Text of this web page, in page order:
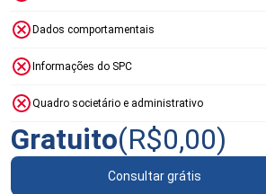
Dados comportamentais
Informações do SPC
Quadro societário e administrativo
Gratuito(R$0,00)
Consultar grátis